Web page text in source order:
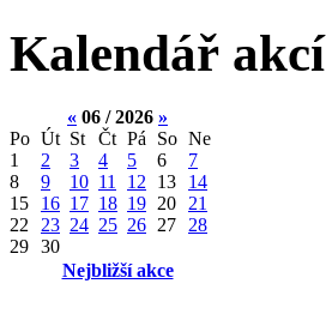
Kalendář akcí
« 06 / 2026 »
Po Út St Čt Pá So Ne
1
2 3 4 5 6
7
8
9 10 11 12 13
14
15
16 17 18 19 20
21
22
23 24 25 26 27
28
29 30
Nejbližší akce